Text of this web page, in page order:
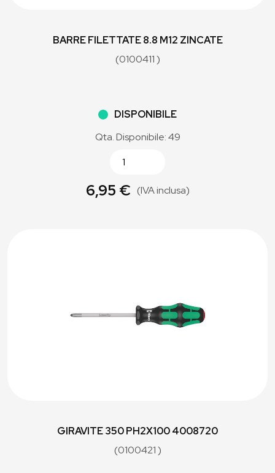
BARRE FILETTATE 8.8 M12 ZINCATE
(0100411 )
DISPONIBILE
Qta. Disponibile: 49
6,95 € (IVA inclusa)
GIRAVITE 350 PH2X100 4008720
(0100421 )